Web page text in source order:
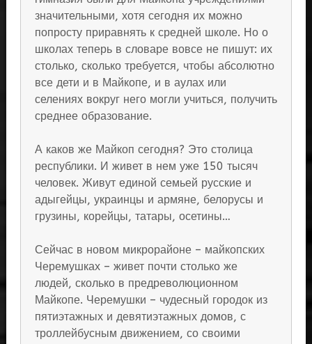
значительными, хотя сегодня их можно
попросту приравнять к средней школе. Но о
школах теперь в словаре вовсе не пишут: их
столько, сколько требуется, чтобы абсолютно
все дети и в Майкопе, и в аулах или
селениях вокруг него могли учиться, получить
среднее образование.
А каков же Майкоп сегодня? Это столица
республики. И живет в нем уже 150 тысяч
человек. Живут единой семьей русские и
адыгейцы, украинцы и армяне, белорусы и
грузины, корейцы, татары, осетины…
Сейчас в новом микрорайоне – майкопских
Черемушках – живет почти столько же
людей, сколько в предреволюционном
Майкопе. Черемушки – чудесный городок из
пятиэтажных и девятиэтажных домов, с
троллейбусным движением, со своими